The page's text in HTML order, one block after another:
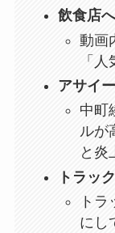
飲食店
動画
「
アサイ
中町
ルが
と炎
トラッ
ト
にし